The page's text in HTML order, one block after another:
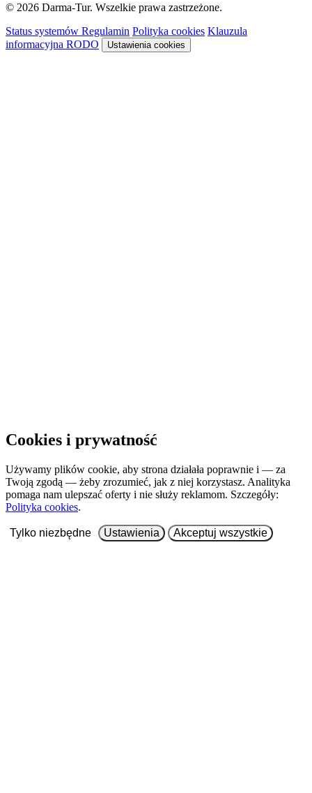
© 2026 Darma-Tur. Wszelkie prawa zastrzeżone.
Status systemów Regulamin Polityka cookies Klauzula
informacyjna RODO
Ustawienia cookies
Cookies i prywatność
Używamy plików cookie, aby strona działała poprawnie i — za
Twoją zgodą — żeby zrozumieć, jak z niej korzystasz. Analityka
pomaga nam ulepszać oferty i nie służy reklamom. Szczegóły:
Polityka cookies.
Tylko niezbędne Ustawienia Akceptuj wszystkie